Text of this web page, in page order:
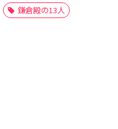
鎌倉殿の13人